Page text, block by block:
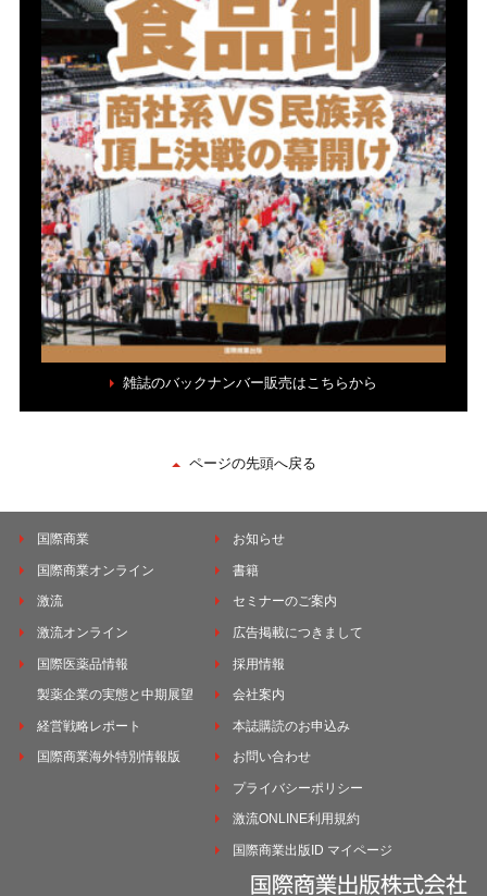
雑誌のバックナンバー販売はこちらから
ページの先頭へ戻る
国際商業
国際商業オンライン
激流
激流オンライン
国際医薬品情報
製薬企業の実態と中期展望
経営戦略レポート
国際商業海外特別情報版
お知らせ
書籍
セミナーのご案内
広告掲載につきまして
採用情報
会社案内
本誌購読のお申込み
お問い合わせ
プライバシーポリシー
激流ONLINE利用規約
国際商業出版ID マイページ